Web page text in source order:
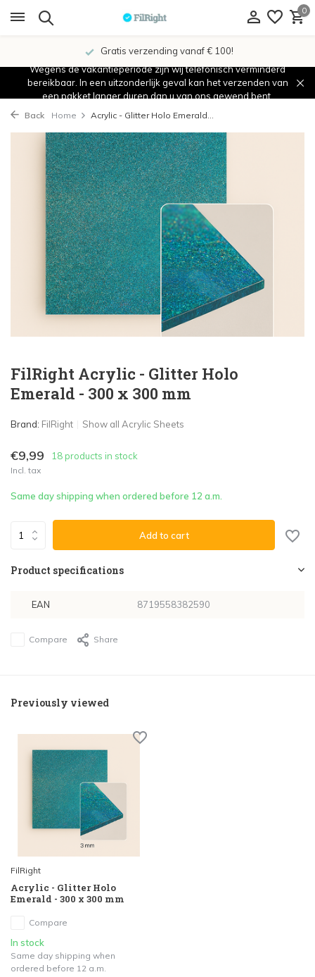
0
Gratis verzending vanaf € 100!
Wegens de vakantieperiode zijn wij telefonisch verminderd
bereikbaar. In een uitzonderlijk geval kan het verzenden van
een pakket langer duren dan u van ons gewend bent.
Back Home Acrylic - Glitter Holo Emerald...
FilRight Acrylic - Glitter Holo
Emerald - 300 x 300 mm
Brand: FilRight Show all Acrylic Sheets
€9,99 18 products in stock
Incl. tax
Same day shipping when ordered before 12 a.m.
Add to cart
Product specifications
EAN 8719558382590
Compare Share
Previously viewed
FilRight
Acrylic - Glitter Holo
Emerald - 300 x 300 mm
Compare
In stock
Same day shipping when
ordered before 12 a.m.